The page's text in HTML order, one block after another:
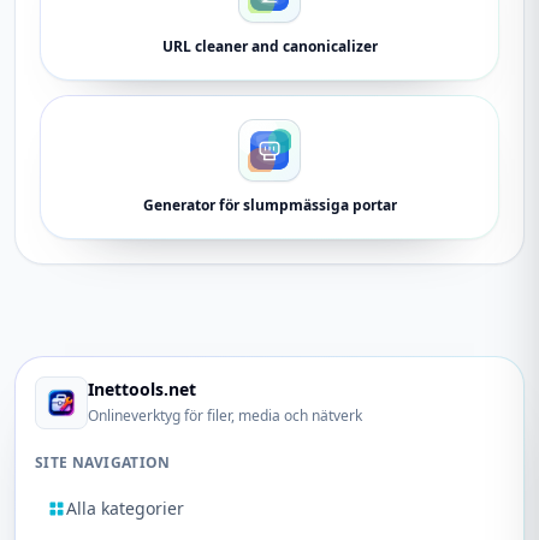
URL cleaner and canonicalizer
Generator för slumpmässiga portar
Inettools.net
Onlineverktyg för filer, media och nätverk
SITE NAVIGATION
Alla kategorier